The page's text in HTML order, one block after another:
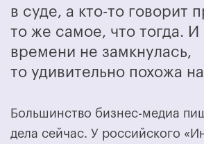
в суде, а кто-то говорит
то же самое, что тогда. И
времени не замкнулась,
то удивительно похожа
Большинство бизнес-медиа
дела сейчас. У российского